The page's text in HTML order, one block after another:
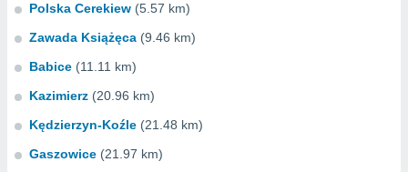
Polska Cerekiew (5.57 km)
Zawada Książęca (9.46 km)
Babice (11.11 km)
Kazimierz (20.96 km)
Kędzierzyn-Koźle (21.48 km)
Gaszowice (21.97 km)